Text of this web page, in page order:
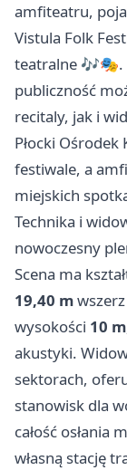
amfiteatru,
Vistula Folk
teatralne 🎶🎭.
publiczność
recitaly, jak i
Płocki
festiwale, a
miejskich
Technika i
nowoczesny
Scena ma
19,40 m
wysokości 10 m
akustyki.
sektorach,
stanowisk dla
całość osłania
własną stację